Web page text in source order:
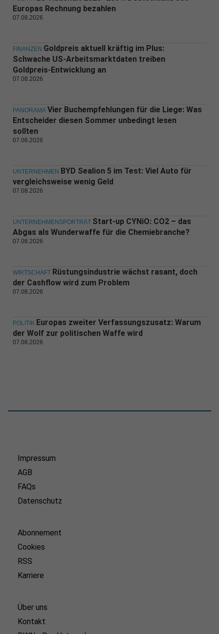
Europas Rechnung bezahlen
07.08.2026
FINANZEN Goldpreis aktuell kräftig im Plus:
Schwache US-Arbeitsmarktdaten treiben
Goldpreis-Entwicklung an
07.08.2026
PANORAMA Vier Buchempfehlungen für die Liege: Was
Entscheider diesen Sommer unbedingt lesen
sollten
07.08.2026
UNTERNEHMEN BYD Sealion 5 im Test: Viel Auto für
vergleichsweise wenig Geld
07.08.2026
UNTERNEHMENSPORTRÄT Start-up CYNiO: CO2 – das
Abgas als Wunderwaffe für die Chemiebranche?
07.08.2026
WIRTSCHAFT Rüstungsindustrie wächst rasant, doch
der Cashflow wird zum Problem
07.08.2026
POLITIK Europas zweiter Verfassungszusatz: Warum
der Wolf zur politischen Waffe wird
07.08.2026
Impressum
AGB
FAQs
Datenschutz
Abonnement
Cookies
RSS
Karriere
Über uns
Kontakt